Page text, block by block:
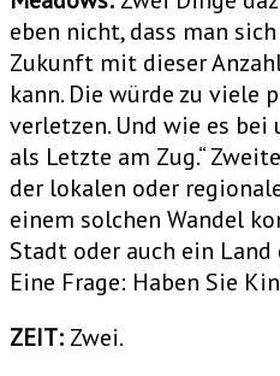
eben nicht, dass man
Zukunft mit dieser
kann. Die würde zu viele
verletzen. Und wie es
als Letzte am Zug.“
der lokalen oder
einem solchen Wandel
Stadt oder auch ein
Eine Frage: Haben Sie
ZEIT: Zwei.